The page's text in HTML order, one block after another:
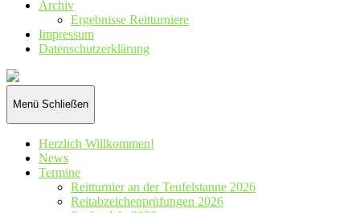
Archiv
Ergebnisse Reitturniere
Impressum
Datenschutz­erklärung
Reiterverein
St.
Hubertus
Menü Schließen
Herzlich Willkommen!
News
Termine
Reitturnier an der Teufelstanne 2026
Reitabzeichenprüfungen 2026